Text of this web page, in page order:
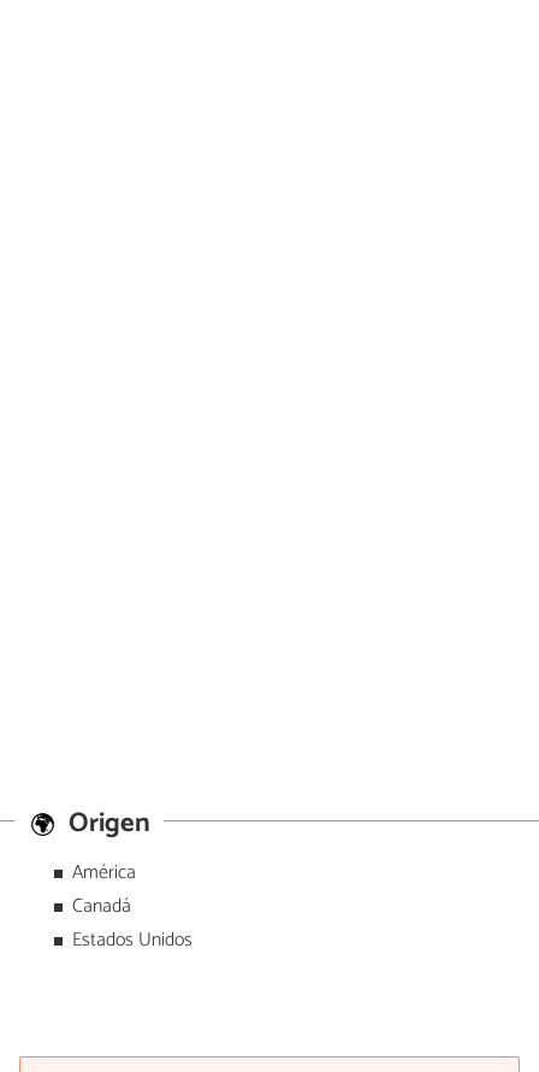
Origen
América
Canadá
Estados Unidos